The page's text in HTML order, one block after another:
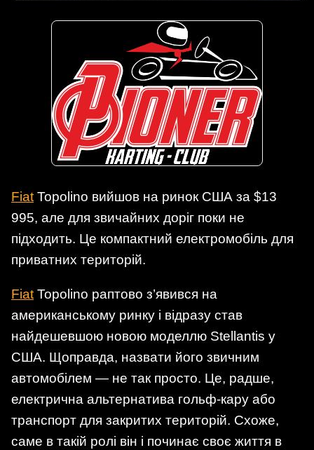
Fiat Topolino вийшов на ринок США за $13
995, але для звичайних доріг поки не
підходить. Це компактний електромобіль для
приватних територій.
Fiat Topolino раптово з’явився на
американському ринку і відразу став
найдешевшою новою моделлю Stellantis у
США. Щоправда, назвати його звичним
автомобілем — не так просто. Це, радше,
електрична альтернатива гольф-кару або
транспорт для закритих територій. Схоже,
саме в такій ролі він і починає своє життя в